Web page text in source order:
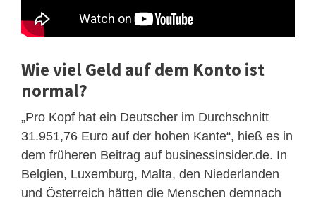
Wie viel Geld auf dem Konto ist
normal?
„Pro Kopf hat ein Deutscher im Durchschnitt
31.951,76 Euro auf der hohen Kante“, hieß es in
dem früheren Beitrag auf businessinsider.de. In
Belgien, Luxemburg, Malta, den Niederlanden
und Österreich hätten die Menschen demnach